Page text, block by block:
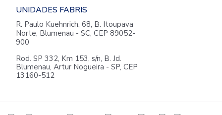
UNIDADES FABRIS
R. Paulo Kuehnrich, 68, B. Itoupava
Norte, Blumenau - SC, CEP 89052-
900
Rod. SP 332, Km 153, s/n, B. Jd.
Blumenau, Artur Nogueira - SP, CEP
13160-512